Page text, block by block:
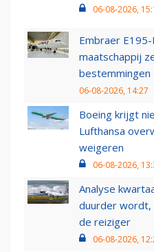
06-08-2026,
Embraer
maatschappij
bestemmingen
06-08-2026, 14:27
Boeing krijgt
Lufthansa
weigeren
06-08-2026,
Analyse
duurder wordt,
de reiziger
06-08-2026,